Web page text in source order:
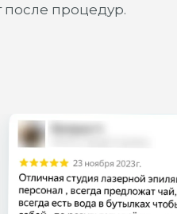
после процедур.